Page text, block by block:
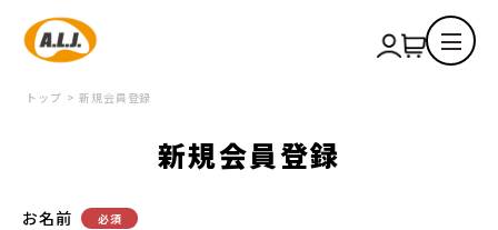
トップ 新規会員登録
新規会員登録
お名前 必須